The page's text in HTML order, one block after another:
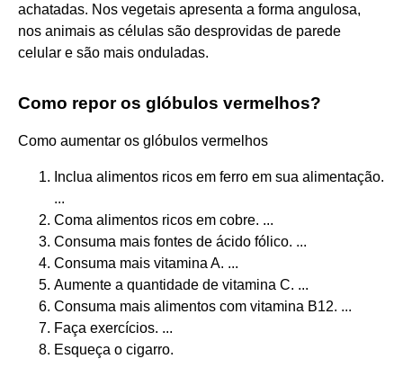
achatadas. Nos vegetais apresenta a forma angulosa,
nos animais as células são desprovidas de parede
celular e são mais onduladas.
Como repor os glóbulos vermelhos?
Como aumentar os glóbulos vermelhos
Inclua alimentos ricos em ferro em sua alimentação.
...
Coma alimentos ricos em cobre. ...
Consuma mais fontes de ácido fólico. ...
Consuma mais vitamina A. ...
Aumente a quantidade de vitamina C. ...
Consuma mais alimentos com vitamina B12. ...
Faça exercícios. ...
Esqueça o cigarro.